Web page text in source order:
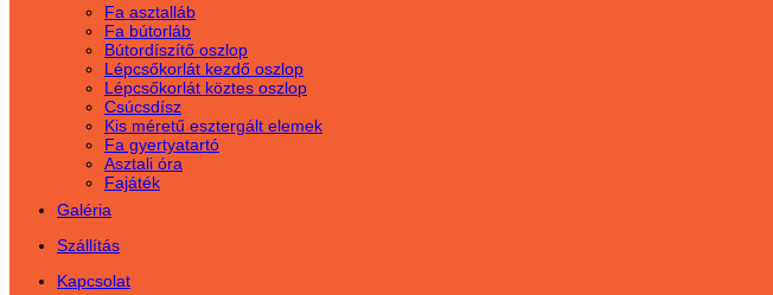
Fa asztalláb
Fa bútorláb
Bútordíszítő oszlop
Lépcsőkorlát kezdő oszlop
Lépcsőkorlát köztes oszlop
Csúcsdísz
Kis méretű esztergált elemek
Fa gyertyatartó
Asztali óra
Fajáték
Galéria
Szállítás
Kapcsolat